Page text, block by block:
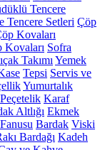
Tencere
Tencere Setleri Çöp
Kovaları
Kovaları Sofra
Takımı Yemek
Tepsi Servis ve
Yumurtalık
Peçetelik Karaf
Altlığı Ekmek
Bardak Viski
Bardağı Kadeh